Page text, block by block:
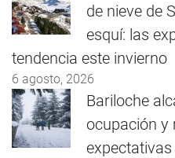
de nieve de
esquí: las
tendencia este invierno
6 agosto, 2026
Bariloche
ocupación y